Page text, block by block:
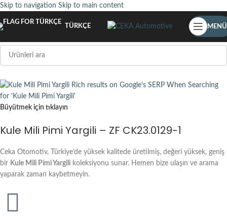
Skip to navigation Skip to main content
TÜRKÇE MENÜ
Büyütmek için tıklayın
Kule Mili Pimi Yargili – ZF CK23.0129-1
Ceka Otomotiv, Türkiye’de yüksek kalitede üretilmiş, değeri yüksek, geniş
bir Kule Mili Pimi Yargili koleksiyonu sunar. Hemen bize ulaşın ve arama
yaparak zaman kaybetmeyin.